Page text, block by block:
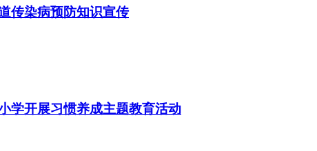
传染病预防知识宣传
学开展习惯养成主题教育活动